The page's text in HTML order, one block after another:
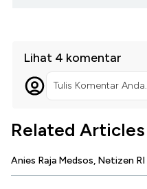
Lihat 4 komentar
Tulis Komentar
Related Articles
Anies Raja Medsos, Netizen